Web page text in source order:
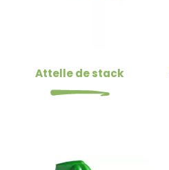
Attelle de stack